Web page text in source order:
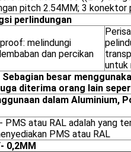
pitch 2.54MM; 3 konektor
perlindungan
melindungi
dan percikan
untuk
Sebagian besar
diterima orang lain
dalam Aluminium,
PMS atau RAL adalah yang
PMS atau RAL
0,2MM